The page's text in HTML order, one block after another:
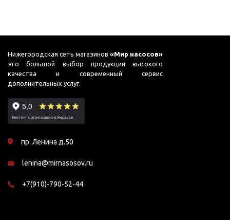
Нижегородская сеть магазинов«Мир насосов»
это большой выбор продукции высокого
качества и современный сервис
дополнительных услуг.
пр. Ленина д.50
lenina@mirnasosov.ru
+7(910)-790-52-44